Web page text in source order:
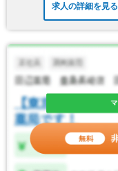
求人の詳細を見る